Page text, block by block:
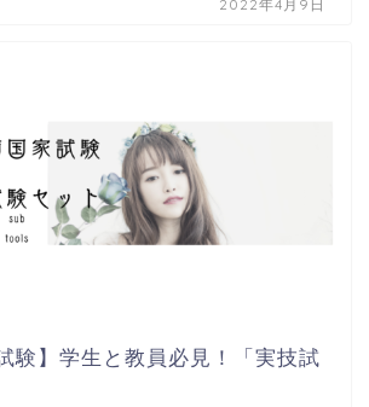
2022年4月9日
験】学生と教員必見！「実技試